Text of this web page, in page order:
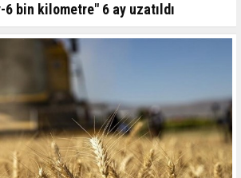
bin kilometre" 6 ay uzatıldı